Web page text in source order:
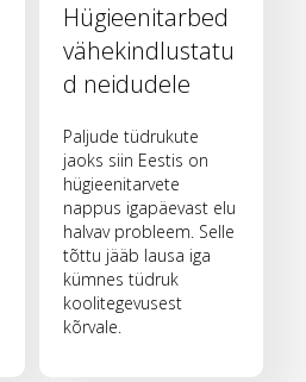
Hügieenitarbed
vähekindlustatu
d neidudele
Paljude tüdrukute
jaoks siin Eestis on
hügieenitarvete
nappus igapäevast elu
halvav probleem. Selle
tõttu jääb lausa iga
kümnes tüdruk
koolitegevusest
kõrvale.